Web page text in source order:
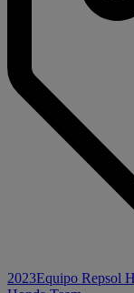
2023Equipo Repsol